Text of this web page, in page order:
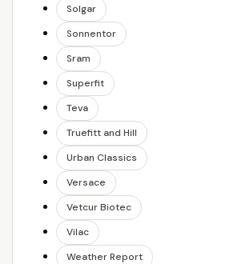
Solgar
Sonnentor
Sram
Superfit
Teva
Truefitt and Hill
Urban Classics
Versace
Vetcur Biotec
Vilac
Weather Report